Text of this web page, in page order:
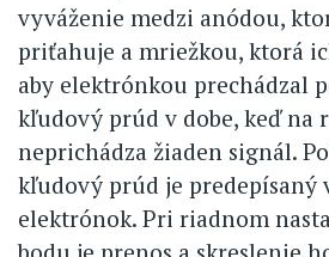
vyváženie medzi anódou,
priťahuje a mriežkou, ktorá
aby elektrónkou prechádzal
kľudový prúd v dobe, keď na
neprichádza žiaden signál.
kľudový prúd je predepísaný
elektrónok. Pri riadnom